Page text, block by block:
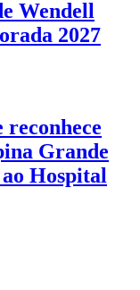
Wendell
2027
reconhece
Grande
Hospital